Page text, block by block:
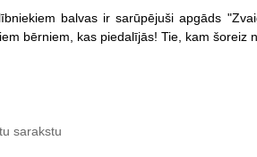
balvas ir sarūpējuši apgāds
bērniem, kas piedalījās! Tie, kam šoreiz
sarakstu